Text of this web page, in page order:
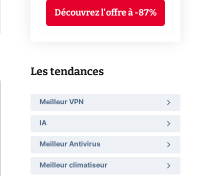
Découvrez l'offre à -87%
Les tendances
Meilleur VPN
IA
Meilleur Antivirus
Meilleur climatiseur